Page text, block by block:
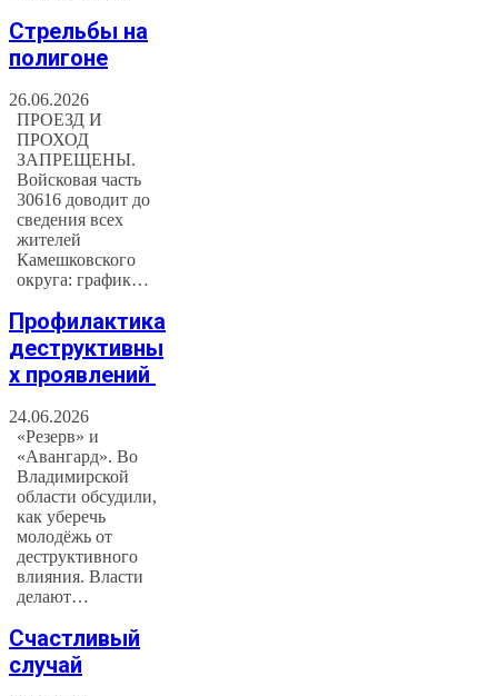
Стрельбы на
полигоне
26.06.2026
ПРОЕЗД И
ПРОХОД
ЗАПРЕЩЕНЫ.
Войсковая часть
30616 доводит до
сведения всех
жителей
Камешковского
округа: график…
Профилактика
деструктивны
х проявлений
24.06.2026
«Резерв» и
«Авангард». Во
Владимирской
области обсудили,
как уберечь
молодёжь от
деструктивного
влияния. Власти
делают…
Счастливый
случай